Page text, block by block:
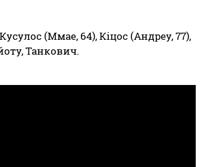
(Ммае, 64), Кіцос (Андреу, 77),
Танкович.